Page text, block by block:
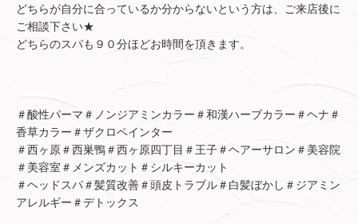
どちらが自分に合っているか分からないという方は、ご来店後に
ご相談下さい★
どちらのスパも９０分ほどお時間を頂きます。
＃酸性パーマ＃ノンジアミンカラー＃和漢ハーブカラー＃ヘナ＃
香草カラー＃ザクロペインター
＃西ヶ原＃西巣鴨＃西ヶ原四丁目＃王子＃ヘアーサロン＃美容院
＃美容室＃メンズカット＃シルキーカット
＃ヘッドスパ＃髪質改善＃頭皮トラブル＃白髪ぼかし＃ジアミン
アレルギー＃デトックス